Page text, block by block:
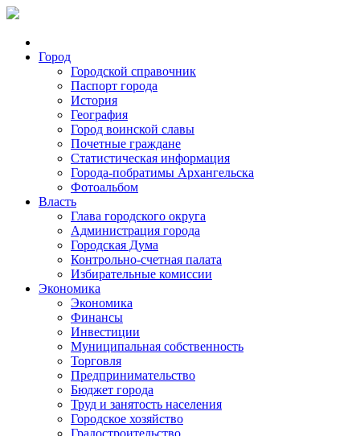
Город
Городской справочник
Паспорт города
История
География
Город воинской славы
Почетные граждане
Статистическая информация
Города-побратимы Архангельска
Фотоальбом
Власть
Глава городского округа
Администрация города
Городская Дума
Контрольно-счетная палата
Избирательные комиссии
Экономика
Экономика
Финансы
Инвестиции
Муниципальная собственность
Торговля
Предпринимательство
Бюджет города
Труд и занятость населения
Городское хозяйство
Градостроительство